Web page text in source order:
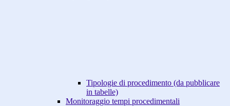
Tipologie di procedimento (da pubblicare
in tabelle)
Monitoraggio tempi procedimentali